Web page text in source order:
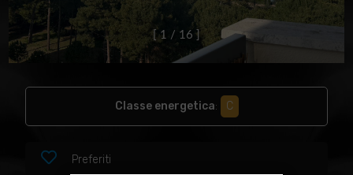
1 / 16 ]
Classe energetica: C
Preferiti